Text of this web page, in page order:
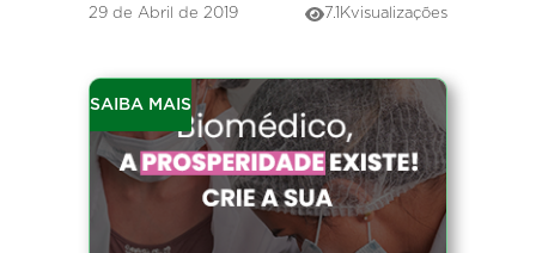
29 de Abril de 2019 7.1Kvisualizações
SAIBA MAIS